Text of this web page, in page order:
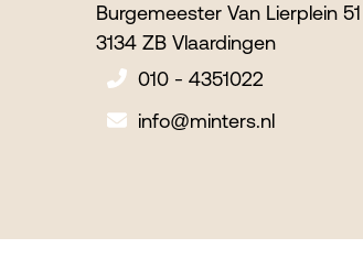
Burgemeester Van Lierplein 51
3134 ZB Vlaardingen
010 - 4351022
info@minters.nl